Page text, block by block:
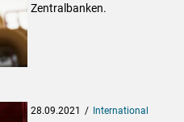
Zentralbanken.
28.09.2021 International